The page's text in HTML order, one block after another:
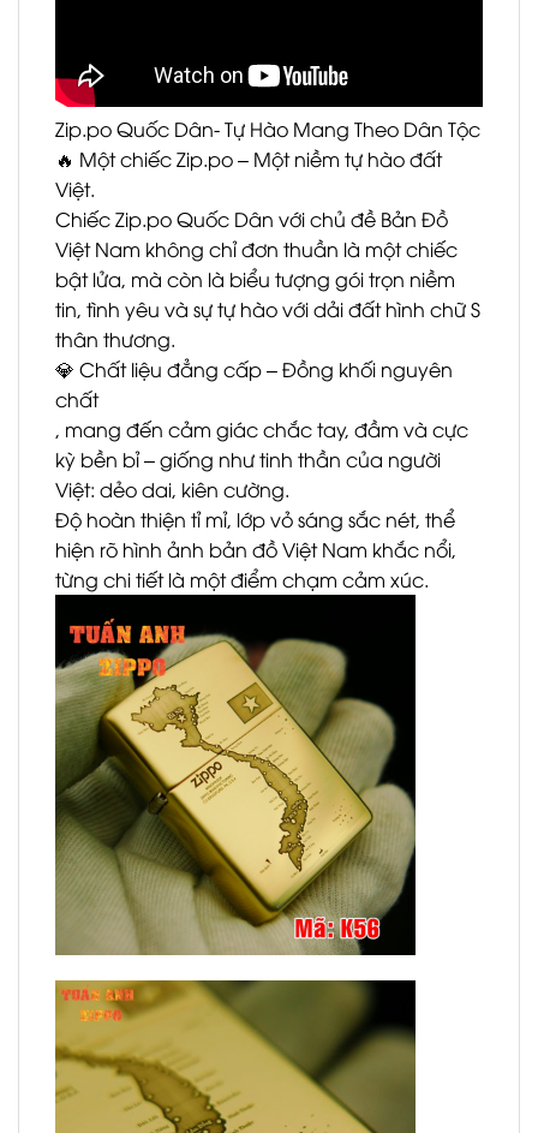
Zip.po Quốc Dân- Tự Hào Mang Theo Dân Tộc
🔥 Một chiếc Zip.po – Một niềm tự hào đất
Việt.
Chiếc Zip.po Quốc Dân với chủ đề Bản Đồ
Việt Nam không chỉ đơn thuần là một chiếc
bật lửa, mà còn là biểu tượng gói trọn niềm
tin, tình yêu và sự tự hào với dải đất hình chữ S
thân thương.
💎 Chất liệu đẳng cấp – Đồng khối nguyên
chất
, mang đến cảm giác chắc tay, đầm và cực
kỳ bền bỉ – giống như tinh thần của người
Việt: dẻo dai, kiên cường.
Độ hoàn thiện tỉ mỉ, lớp vỏ sáng sắc nét, thể
hiện rõ hình ảnh bản đồ Việt Nam khắc nổi,
từng chi tiết là một điểm chạm cảm xúc.